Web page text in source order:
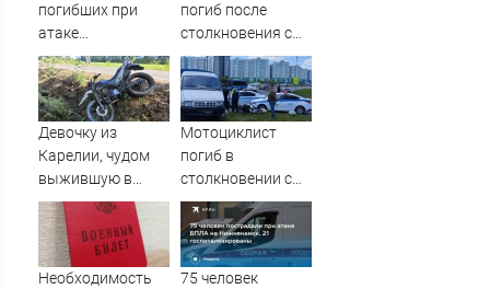
погибших при
атаке
беспилотников на
Нижнекамск
выросло до 13
погиб после
столкновения с
«Газелью» в Твери
– Новости Твери и
городов Тверской
области сегодня -
Afanasy.biz –
Тверь ново
Девочку из
Карелии, чудом
выжившую в
страшной аварии,
вертолетом
отправили в
Санкт-Петербург
Мотоциклист
погиб в
столкновении с
ГАЗЕлью в Твери
Необходимость
75 человек